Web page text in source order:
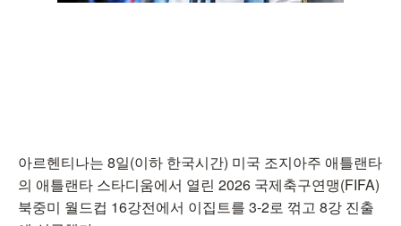
아르헨티나는 8일(이하 한국시간) 미국 조지아주 애틀랜타
의 애틀랜타 스타디움에서 열린 2026 국제축구연맹(FIFA)
북중미 월드컵 16강전에서 이집트를 3-2로 꺾고 8강 진출